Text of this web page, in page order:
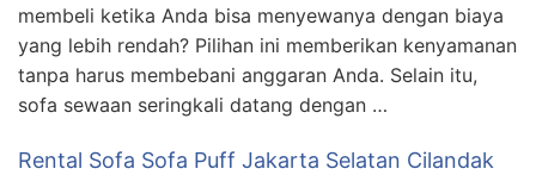
membeli ketika Anda bisa menyewanya dengan biaya
yang lebih rendah? Pilihan ini memberikan kenyamanan
tanpa harus membebani anggaran Anda. Selain itu,
sofa sewaan seringkali datang dengan …
Rental Sofa Sofa Puff Jakarta Selatan Cilandak